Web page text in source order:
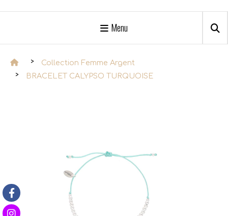
Menu
Collection Femme Argent
BRACELET CALYPSO TURQUOISE